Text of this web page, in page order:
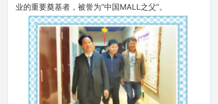
业的重要奠基者，被誉为“中国MALL之父”。